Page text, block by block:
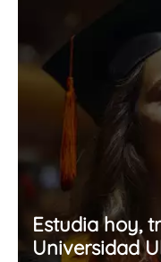
Estudia hoy,
Universidad